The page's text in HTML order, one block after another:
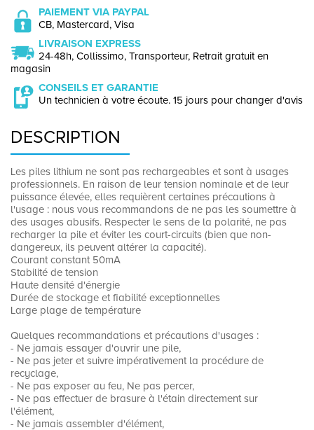
PAIEMENT VIA PAYPAL
CB, Mastercard, Visa
LIVRAISON EXPRESS
24-48h, Collissimo, Transporteur, Retrait gratuit en
magasin
CONSEILS ET GARANTIE
Un technicien à votre écoute. 15 jours pour changer d'avis
DESCRIPTION
Les piles lithium ne sont pas rechargeables et sont à usages
professionnels. En raison de leur tension nominale et de leur
puissance élevée, elles requièrent certaines précautions à
l'usage : nous vous recommandons de ne pas les soumettre à
des usages abusifs. Respecter le sens de la polarité, ne pas
recharger la pile et éviter les court-circuits (bien que non-
dangereux, ils peuvent altérer la capacité).
Courant constant 50mA
Stabilité de tension
Haute densité d'énergie
Durée de stockage et fiabilité exceptionnelles
Large plage de température
Quelques recommandations et précautions d'usages :
- Ne jamais essayer d'ouvrir une pile,
- Ne pas jeter et suivre impérativement la procédure de
recyclage,
- Ne pas exposer au feu, Ne pas percer,
- Ne pas effectuer de brasure à l'étain directement sur
l'élément,
- Ne jamais assembler d'élément,